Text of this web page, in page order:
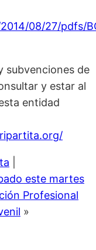
08/27/pdfs/
subvenciones de
y estar al
entidad
este martes
Profesional
»